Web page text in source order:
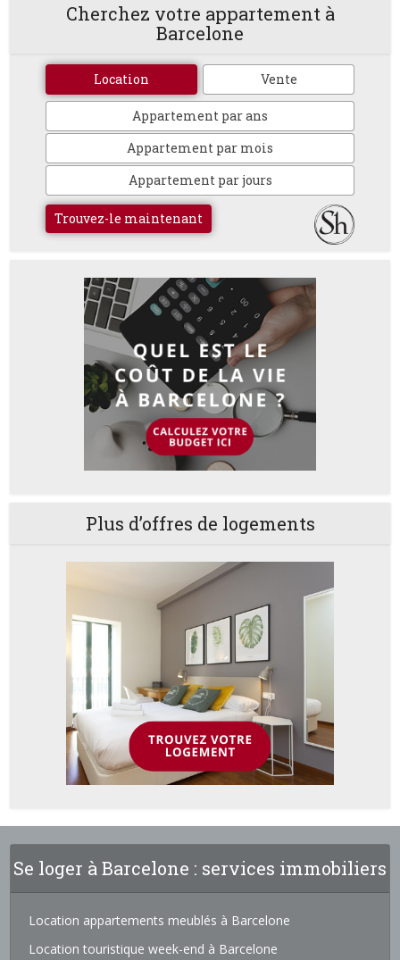
Cherchez votre appartement à
Barcelone
Location Vente
Appartement par ans
Appartement par mois
Appartement par jours
Trouvez-le maintenant
Plus d’offres de logements
Se loger à Barcelone : services immobiliers
Location appartements meublés à Barcelone
Location touristique week-end à Barcelone